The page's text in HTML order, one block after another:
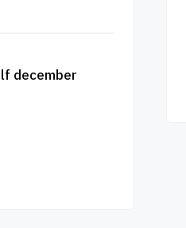
december